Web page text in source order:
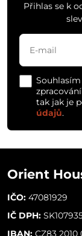
Přihlas se k
tak jak je
údajů.
Orient
IČO: 47081929
IČ DPH:
IBAN: CZ83